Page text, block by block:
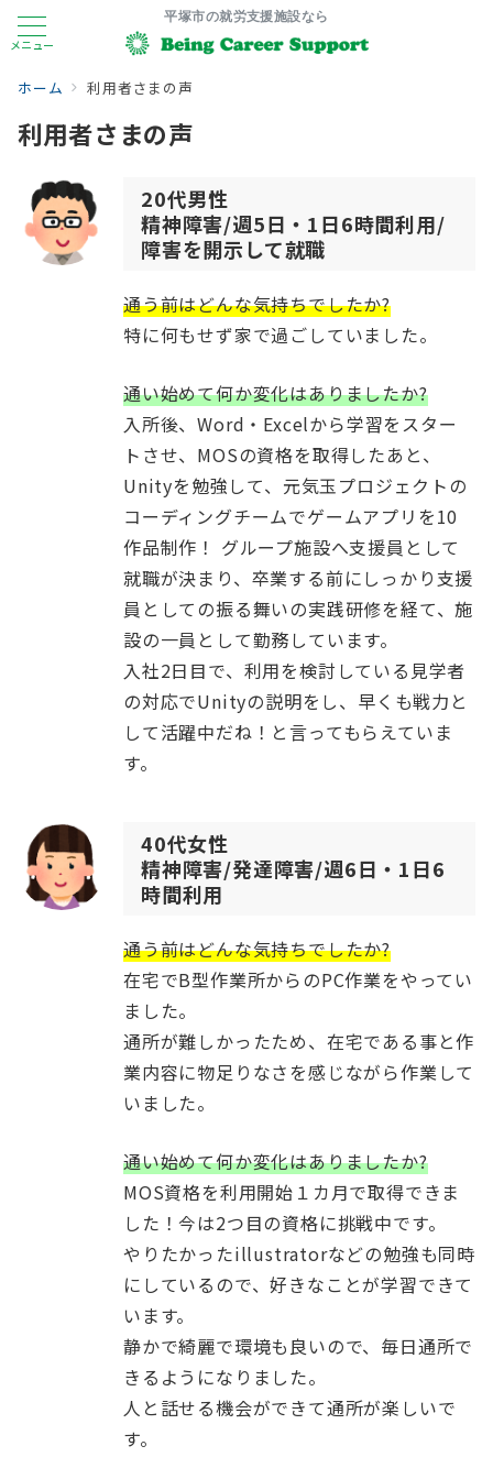
メニュー
平塚市の就労支援施設なら
ホーム 利用者さまの声
利用者さまの声
20代男性
精神障害/週5日・1日6時間利用/
障害を開示して就職
通う前はどんな気持ちでしたか?
特に何もせず家で過ごしていました。
通い始めて何か変化はありましたか?
入所後、Word・Excelから学習をスター
トさせ、MOSの資格を取得したあと、
Unityを勉強して、元気玉プロジェクトの
コーディングチームでゲームアプリを10
作品制作！ グループ施設へ支援員として
就職が決まり、卒業する前にしっかり支援
員としての振る舞いの実践研修を経て、施
設の一員として勤務しています。
入社2日目で、利用を検討している見学者
の対応でUnityの説明をし、早くも戦力と
して活躍中だね！と言ってもらえていま
す。
40代女性
精神障害/発達障害/週6日・1日6
時間利用
通う前はどんな気持ちでしたか?
在宅でB型作業所からのPC作業をやってい
ました。
通所が難しかったため、在宅である事と作
業内容に物足りなさを感じながら作業して
いました。
通い始めて何か変化はありましたか?
MOS資格を利用開始１カ月で取得できま
した！今は2つ目の資格に挑戦中です。
やりたかったillustratorなどの勉強も同時
にしているので、好きなことが学習できて
います。
静かで綺麗で環境も良いので、毎日通所で
きるようになりました。
人と話せる機会ができて通所が楽しいで
す。